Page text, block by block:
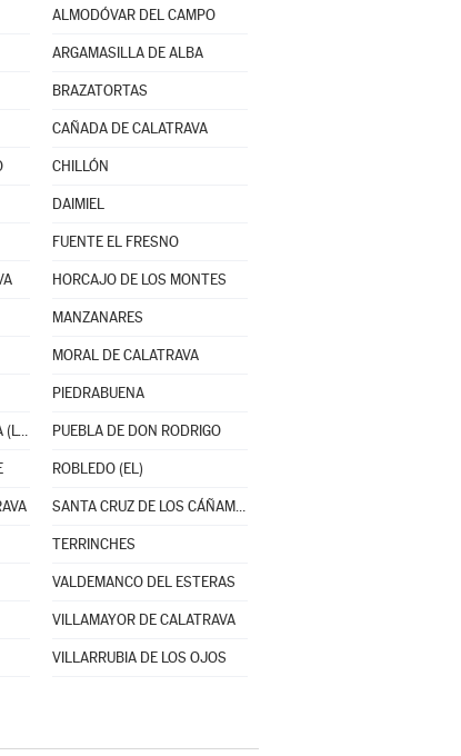
ALMODÓVAR DEL CAMPO
ARGAMASILLA DE ALBA
BRAZATORTAS
CAÑADA DE CALATRAVA
CHILLÓN
DAIMIEL
FUENTE EL FRESNO
HORCAJO DE LOS MONTES
MANZANARES
MORAL DE CALATRAVA
PIEDRABUENA
POZUELOS DE CALATRAVA (LOS) PUEBLA DE DON RODRIGO
ROBLEDO (EL)
SANTA CRUZ DE LOS CÁÑAMOS
TERRINCHES
VALDEMANCO DEL ESTERAS
VILLAMAYOR DE CALATRAVA
VILLARRUBIA DE LOS OJOS